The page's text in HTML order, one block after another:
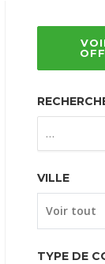
VILLE
Voir tout
TYPE DE